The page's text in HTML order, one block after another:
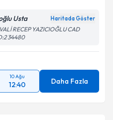
kabul ediyorum.
Gönder
Usta Haritada Göster
RECEP YAZICIOĞLU CAD
34480
10 Ağu
12:40 Daha Fazla